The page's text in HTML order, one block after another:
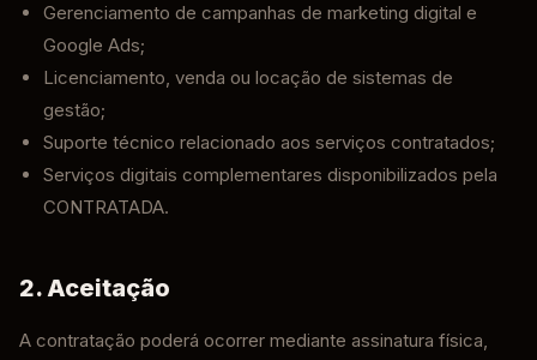
Gerenciamento de campanhas de marketing digital e
Google Ads;
Licenciamento, venda ou locação de sistemas de
gestão;
Suporte técnico relacionado aos serviços contratados;
Serviços digitais complementares disponibilizados pela
CONTRATADA.
2. Aceitação
A contratação poderá ocorrer mediante assinatura física,